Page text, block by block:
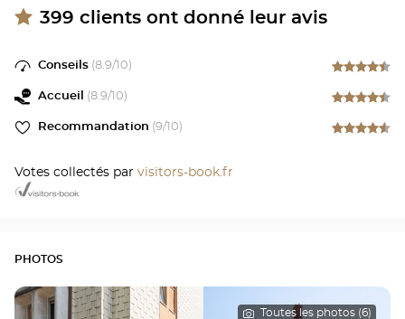
399 clients ont donné leur avis
Conseils (8.9/10)
Accueil (8.9/10)
Recommandation (9/10)
Votes collectés par visitors-book.fr
PHOTOS
Toutes les photos (6)